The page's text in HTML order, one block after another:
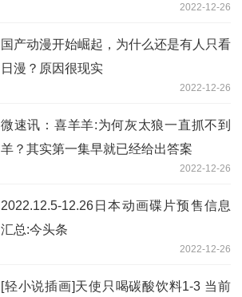
2022-12-26
国产动漫开始崛起，为什么还是有人只看
日漫？原因很现实
2022-12-26
微速讯：喜羊羊:为何灰太狼一直抓不到
羊？其实第一集早就已经给出答案
2022-12-26
2022.12.5-12.26日本动画碟片预售信息
汇总:今头条
2022-12-26
[轻小说插画]天使只喝碳酸饮料1-3 当前